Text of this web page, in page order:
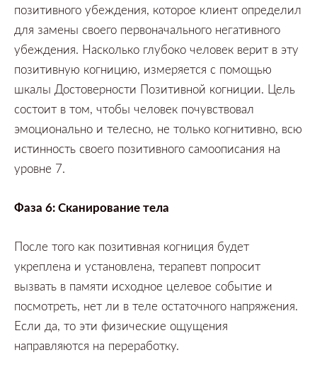
позитивного убеждения, которое клиент определил
для замены своего первоначального негативного
убеждения. Насколько глубоко человек верит в эту
позитивную когницию, измеряется с помощью
шкалы Достоверности Позитивной когниции. Цель
состоит в том, чтобы человек почувствовал
эмоционально и телесно, не только когнитивно, всю
истинность своего позитивного самоописания на
уровне 7.
Фаза 6:Сканирование тела
После того как позитивная когниция будет
укреплена и установлена, терапевт попросит
вызвать в памяти исходное целевое событие и
посмотреть, нет ли в теле остаточного напряжения.
Если да, то эти физические ощущения
направляются на переработку.